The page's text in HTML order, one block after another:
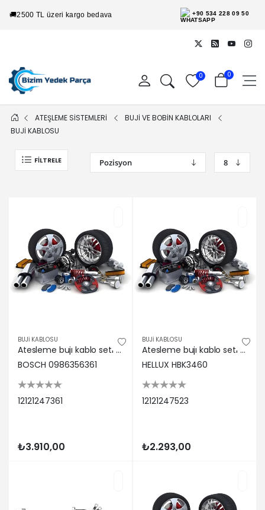
🚚2500 TL üzeri kargo bedava +90 534 228 09 50
0 0
ATEŞLEME SİSTEMLERİ
BUJİ VE BOBİN KABLOLARI
BUJİ KABLOSU
FILTRELE
BUJİ KABLOSU
Atesleme bujı kablo setı bmw e36 m43 93>00 Bosch 12121247361
BOSCH 0986356361
12121247361
₺3.910,00
BUJİ KABLOSU
Atesleme bujı kablo setı bmw m42 e36 z3 92>99 Hellux 12121247523
HELLUX HBK3460
12121247523
₺2.293,00